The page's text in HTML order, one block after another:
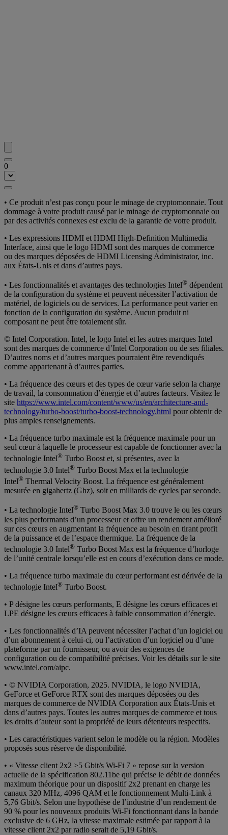
0
• Ce produit n’est pas conçu pour le minage de cryptomonnaie. Tout
dommage à votre produit causé par le minage de cryptomonnaie ou
par des activités connexes est exclu de la garantie de votre produit.
• Les expressions HDMI et HDMI High-Definition Multimedia
Interface, ainsi que le logo HDMI sont des marques de commerce
ou des marques déposées de HDMI Licensing Administrator, inc.
aux États-Unis et dans d’autres pays.
• Les fonctionnalités et avantages des technologies Intel® dépendent
de la configuration du système et peuvent nécessiter l’activation de
matériel, de logiciels ou de services. La performance peut varier en
fonction de la configuration du système. Aucun produit ni
composant ne peut être totalement sûr.
© Intel Corporation. Intel, le logo Intel et les autres marques Intel
sont des marques de commerce d’Intel Corporation ou de ses filiales.
D’autres noms et d’autres marques pourraient être revendiqués
comme appartenant à d’autres parties.
• La fréquence des cœurs et des types de cœur varie selon la charge
de travail, la consommation d’énergie et d’autres facteurs. Visitez le
site https://www.intel.com/content/www/us/en/architecture-and-
technology/turbo-boost/turbo-boost-technology.html pour obtenir de
plus amples renseignements.
• La fréquence turbo maximale est la fréquence maximale pour un
seul cœur à laquelle le processeur est capable de fonctionner avec la
technologie Intel® Turbo Boost et, si présentes, avec la
technologie 3.0 Intel® Turbo Boost Max et la technologie
Intel® Thermal Velocity Boost. La fréquence est généralement
mesurée en gigahertz (Ghz), soit en milliards de cycles par seconde.
• La technologie Intel® Turbo Boost Max 3.0 trouve le ou les cœurs
les plus performants d’un processeur et offre un rendement amélioré
sur ces cœurs en augmentant la fréquence au besoin en tirant profit
de la puissance et de l’espace thermique. La fréquence de la
technologie 3.0 Intel® Turbo Boost Max est la fréquence d’horloge
de l’unité centrale lorsqu’elle est en cours d’exécution dans ce mode.
• La fréquence turbo maximale du cœur performant est dérivée de la
technologie Intel® Turbo Boost.
• P désigne les cœurs performants, E désigne les cœurs efficaces et
LPE désigne les cœurs efficaces à faible consommation d’énergie.
• Les fonctionnalités d’IA peuvent nécessiter l’achat d’un logiciel ou
d’un abonnement à celui-ci, ou l’activation d’un logiciel ou d’une
plateforme par un fournisseur, ou avoir des exigences de
configuration ou de compatibilité précises. Voir les détails sur le site
www.intel.com/aipc.
• © NVIDIA Corporation, 2025. NVIDIA, le logo NVIDIA,
GeForce et GeForce RTX sont des marques déposées ou des
marques de commerce de NVIDIA Corporation aux États-Unis et
dans d’autres pays. Toutes les autres marques de commerce et tous
les droits d’auteur sont la propriété de leurs détenteurs respectifs.
• Les caractéristiques varient selon le modèle ou la région. Modèles
proposés sous réserve de disponibilité.
• « Vitesse client 2x2 >5 Gbit/s Wi-Fi 7 » repose sur la version
actuelle de la spécification 802.11be qui précise le débit de données
maximum théorique pour un dispositif 2x2 prenant en charge les
canaux 320 MHz, 4096 QAM et le fonctionnement Multi-Link à
5,76 Gbit/s. Selon une hypothèse de l’industrie d’un rendement de
90 % pour les nouveaux produits Wi-Fi fonctionnant dans la bande
exclusive de 6 GHz, la vitesse maximale estimée par rapport à la
vitesse client 2x2 par radio serait de 5,19 Gbit/s.